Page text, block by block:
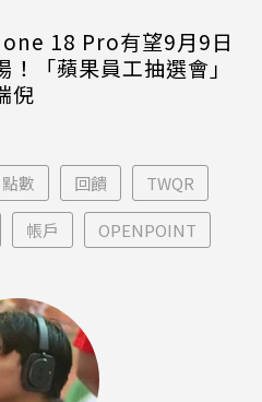
18 Pro有望9月9日
！「蘋果員工抽選會」
倪
點數 回饋 TWQR
帳戶 OPENPOINT